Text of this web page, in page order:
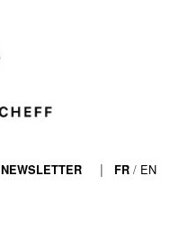
NEWSLETTER | FR / EN